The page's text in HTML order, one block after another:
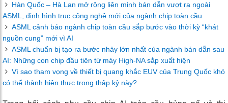
Hàn Quốc – Hà Lan mở rộng liên minh bán dẫn vượt ra ngoài
ASML, định hình trục công nghệ mới của ngành chip toàn cầu
ASML cảnh báo ngành chip toàn cầu sắp bước vào thời kỳ “khát
nguồn cung” mới vì AI
ASML chuẩn bị tạo ra bước nhảy lớn nhất của ngành bán dẫn sau
AI: Những con chip đầu tiên từ máy High-NA sắp xuất hiện
Vì sao tham vọng về thiết bị quang khắc EUV của Trung Quốc khó
có thể thành hiện thực trong thập kỷ này?